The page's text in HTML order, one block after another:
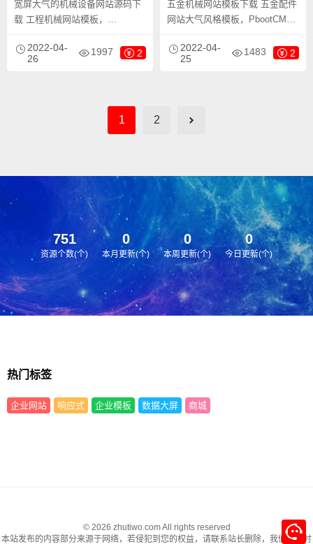
宽屏大气的机械设备网站源码下
载 工程机械网站模板，
板，该模板适用于机械设备、宽
屏大气的机械网站等企业，当然
步，简单适用！附带测试数据！
2022-04-
26
1997 2
五金机械网站模板下载 五金配件
网站大气风格模板，PbootCMS
用于货物运输、五金机械、营销
型网站等企业，当然其他行业也
用！附带测试数据！
2022-04-
25
1483 2
1 2
751
资源个数(个)
0
本月更新(个)
0
本周更新(个)
0
今日更新(个)
热门标签
企业网站 响应式 企业模板 数据大屏 商城
© 2026 zhutiwo.com All rights reserved
本站发布的内容部分来源于网络，若侵犯到您的权益，请联系站长删除，我们将及时